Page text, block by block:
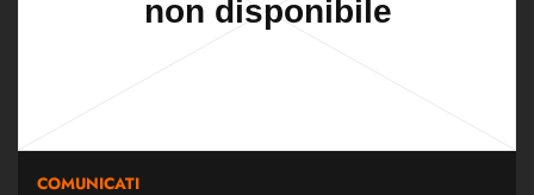
COMUNICATI